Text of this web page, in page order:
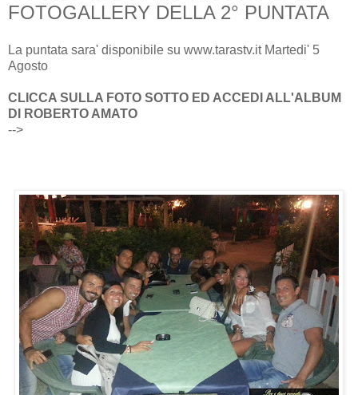
FOTOGALLERY DELLA 2° PUNTATA
La puntata sara' disponibile su www.tarastv.it Martedi' 5
Agosto
CLICCA SULLA FOTO SOTTO ED ACCEDI ALL'ALBUM
DI ROBERTO AMATO
-->